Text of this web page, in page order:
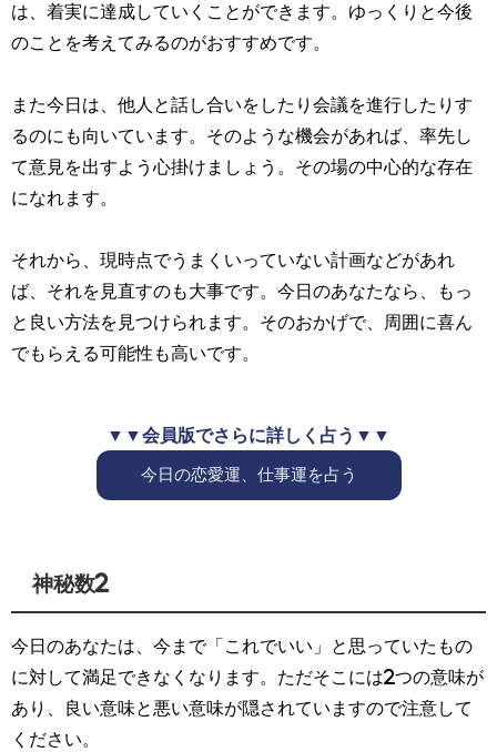
は、着実に達成していくことができます。ゆっくりと今後
のことを考えてみるのがおすすめです。
また今日は、他人と話し合いをしたり会議を進行したりす
るのにも向いています。そのような機会があれば、率先し
て意見を出すよう心掛けましょう。その場の中心的な存在
になれます。
それから、現時点でうまくいっていない計画などがあれ
ば、それを見直すのも大事です。今日のあなたなら、もっ
と良い方法を見つけられます。そのおかげで、周囲に喜ん
でもらえる可能性も高いです。
▼▼会員版でさらに詳しく占う▼▼
今日の恋愛運、仕事運を占う
神秘数2
今日のあなたは、今まで「これでいい」と思っていたもの
に対して満足できなくなります。ただそこには2つの意味が
あり、良い意味と悪い意味が隠されていますので注意して
ください。